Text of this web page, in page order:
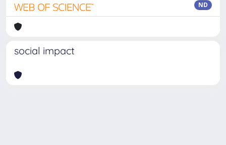
ND
social impact